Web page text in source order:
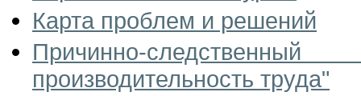
Карта проблем и решений
Причинно-
производительность труда"